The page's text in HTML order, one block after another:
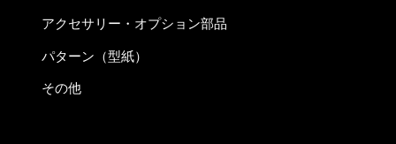
アクセサリー・オプション部品
パターン（型紙）
その他